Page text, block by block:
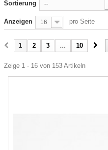
Sortierung --
Anzeigen 16 pro Seite
1 2 3 ... 10
Zeige 1 - 16 von 153 Artikeln